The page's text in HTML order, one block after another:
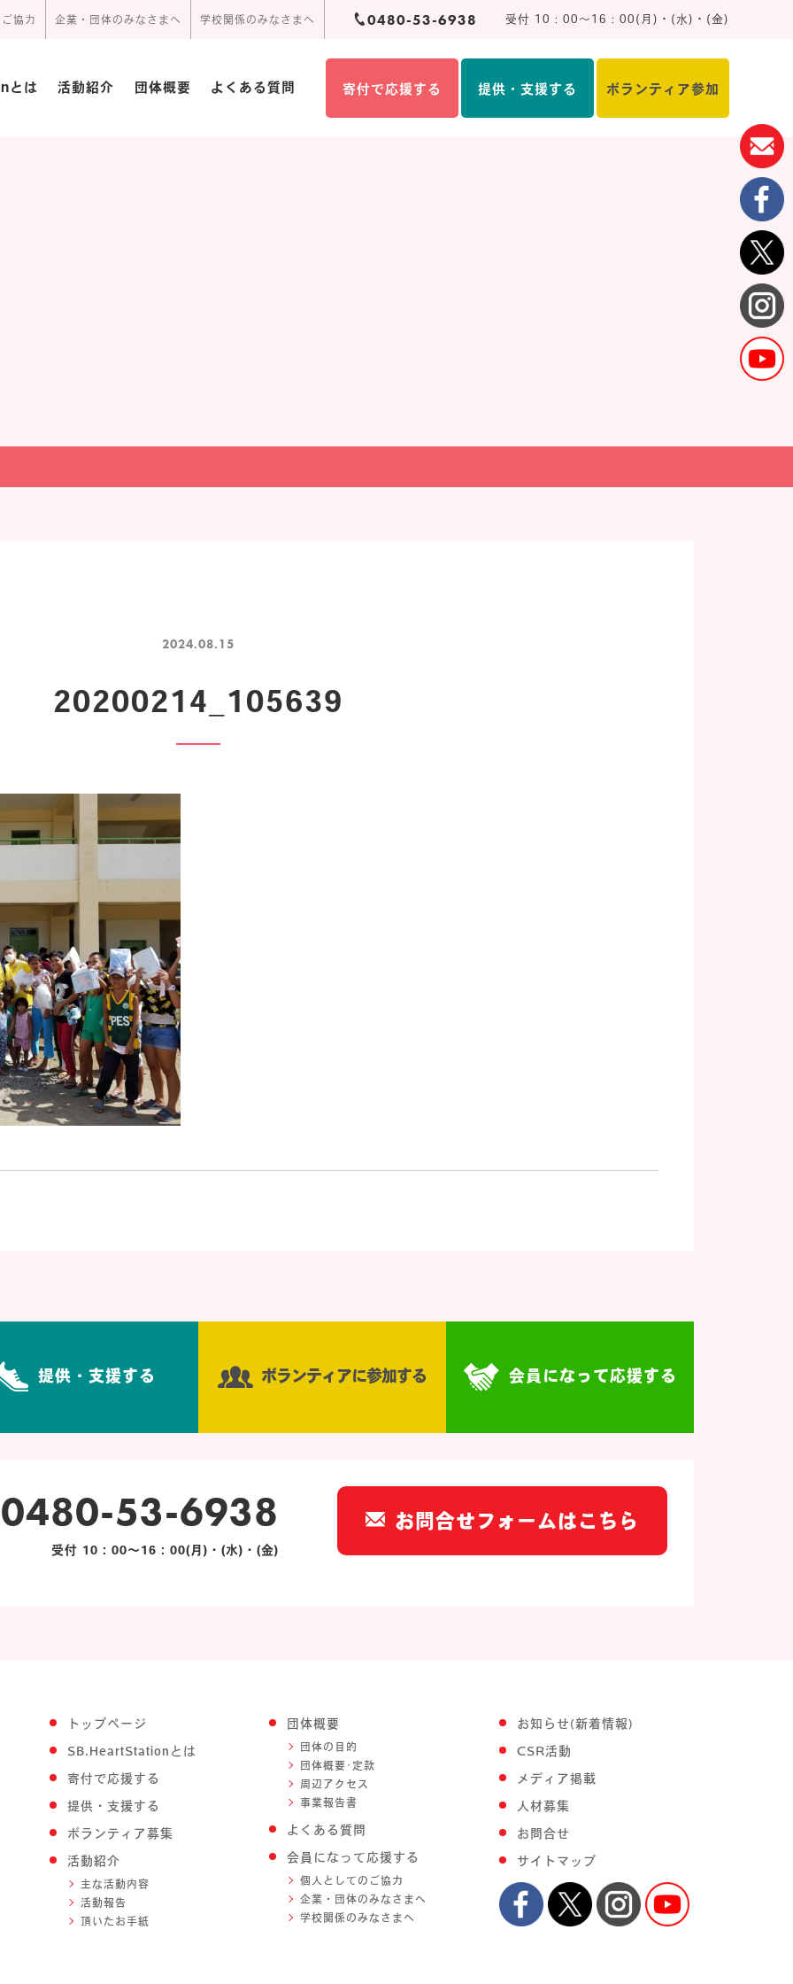
協力 企業・団体のみなさまへ 学校関係のみなさまへ 0480-53-6938 受付 10：00～16：00(月)・(水)・(金)
とは 活動紹介 団体概要 よくある質問 寄付で応援する 提供・支援する ボランティア参加
2024.08.15
20200214_105639
提供・支援する ボランティアに参加する 会員になって応援する
0480-53-6938
受付 10：00～16：00(月)・(水)・(金)
お問合せフォームはこちら
トップページ
SB.HeartStationとは
寄付で応援する
提供・支援する
ボランティア募集
活動紹介
主な活動内容
活動報告
頂いたお手紙
団体概要
団体の目的
団体概要･定款
周辺アクセス
事業報告書
よくある質問
会員になって応援する
個人としてのご協力
企業・団体のみなさまへ
学校関係のみなさまへ
お知らせ(新着情報)
CSR活動
メディア掲載
人材募集
お問合せ
サイトマップ